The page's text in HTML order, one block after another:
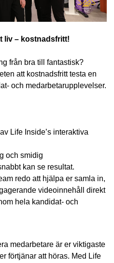
liv – kostnadsfritt!
från bra till fantastisk?
att kostnadsfritt testa en
och medarbetarupplevelser.
Life Inside’s interaktiva
och smidig
kan se resultat.
redo att hjälpa er samla in,
videoinnehåll direkt
hela kandidat- och
medarbetare är er viktigaste
förtjänar att höras. Med Life